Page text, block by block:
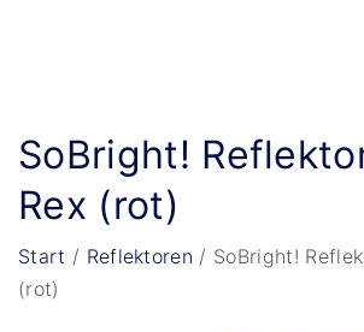
SoBright!
Rex (rot)
Start / Reflektoren / SoBright!
(rot)